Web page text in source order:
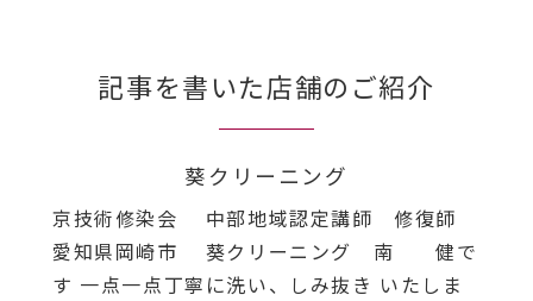
記事を書いた店舗のご紹介
葵クリーニング
京技術修染会 中部地域認定講師 修復師
愛知県岡崎市 葵クリーニング 南 健で
す 一点一点丁寧に洗い、しみ抜き いたしま